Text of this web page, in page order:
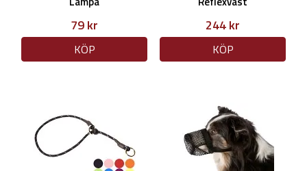
79 kr
KÖP
244 kr
KÖP